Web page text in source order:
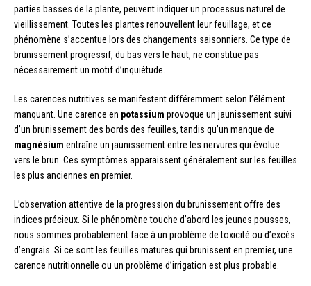
parties basses de la plante, peuvent indiquer un processus naturel de
vieillissement. Toutes les plantes renouvellent leur feuillage, et ce
phénomène s’accentue lors des changements saisonniers. Ce type de
brunissement progressif, du bas vers le haut, ne constitue pas
nécessairement un motif d’inquiétude.
Les carences nutritives se manifestent différemment selon l’élément
manquant. Une carence en potassium provoque un jaunissement suivi
d’un brunissement des bords des feuilles, tandis qu’un manque de
magnésium entraîne un jaunissement entre les nervures qui évolue
vers le brun. Ces symptômes apparaissent généralement sur les feuilles
les plus anciennes en premier.
L’observation attentive de la progression du brunissement offre des
indices précieux. Si le phénomène touche d’abord les jeunes pousses,
nous sommes probablement face à un problème de toxicité ou d’excès
d’engrais. Si ce sont les feuilles matures qui brunissent en premier, une
carence nutritionnelle ou un problème d’irrigation est plus probable.